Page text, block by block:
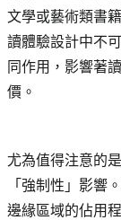
文學或藝術類書
讀體驗設計中不
同作用，影響著
價。
尤為值得注意的
「強制性」影響
邊緣區域的佔用